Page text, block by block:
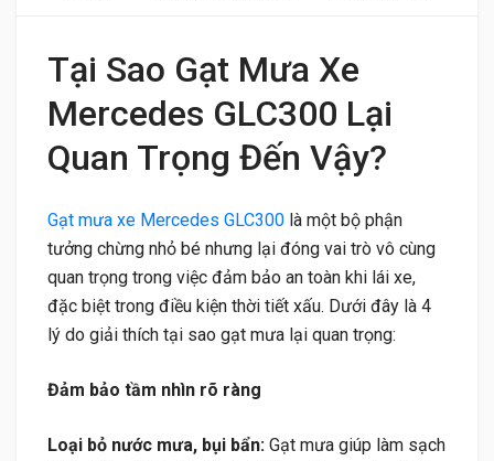
Tại Sao Gạt Mưa Xe
Mercedes GLC300 Lại
Quan Trọng Đến Vậy?
Gạt mưa xe Mercedes GLC300 là một bộ phận
tưởng chừng nhỏ bé nhưng lại đóng vai trò vô cùng
quan trọng trong việc đảm bảo an toàn khi lái xe,
đặc biệt trong điều kiện thời tiết xấu. Dưới đây là 4
lý do giải thích tại sao gạt mưa lại quan trọng:
Đảm bảo tầm nhìn rõ ràng
Loại bỏ nước mưa, bụi bẩn: Gạt mưa giúp làm sạch